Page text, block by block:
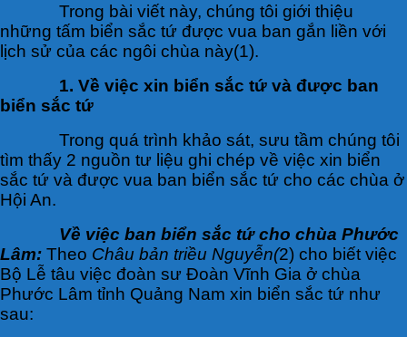
Trong bài viết này, chúng tôi giới thiệu
những tấm biển sắc tứ được vua ban gắn liền với
lịch sử của các ngôi chùa này(1).
1. Về việc xin biển sắc tứ và được ban
biển sắc tứ
Trong quá trình khảo sát, sưu tầm chúng tôi
tìm thấy 2 nguồn tư liệu ghi chép về việc xin biển
sắc tứ và được vua ban biển sắc tứ cho các chùa ở
Hội An.
Về việc ban biển sắc tứ cho chùa Phước
Lâm: Theo Châu bản triều Nguyễn(2) cho biết việc
Bộ Lễ tâu việc đoàn sư Đoàn Vĩnh Gia ở chùa
Phước Lâm tỉnh Quảng Nam xin biển sắc tứ như
sau: